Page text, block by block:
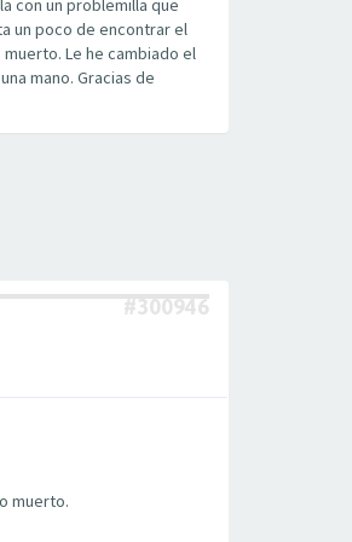
con un problemilla que
un poco de encontrar el
Le he cambiado el
mano. Gracias de
#300946
muerto.